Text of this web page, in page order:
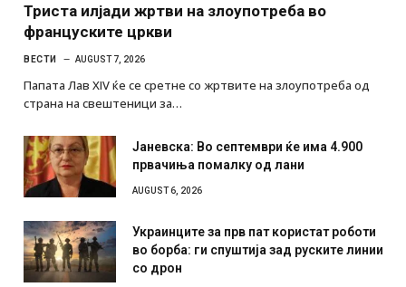
Триста илјади жртви на злоупотреба во
француските цркви
ВЕСТИ AUGUST 7, 2026
Папата Лав XIV ќе се сретне со жртвите на злоупотреба од
страна на свештеници за…
Јаневска: Во септември ќе има 4.900
првачиња помалку од лани
AUGUST 6, 2026
Украинците за прв пат користат роботи
во борба: ги спуштија зад руските линии
со дрон